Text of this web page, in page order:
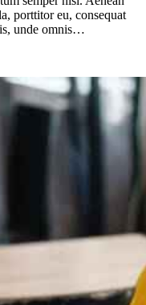
porttitor eu, consequat
unde omnis…